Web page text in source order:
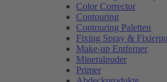
Color Corrector
Contouring
Contouring Paletten
Fixing Spray &
Make-up Entferner
Mineralpuder
Primer